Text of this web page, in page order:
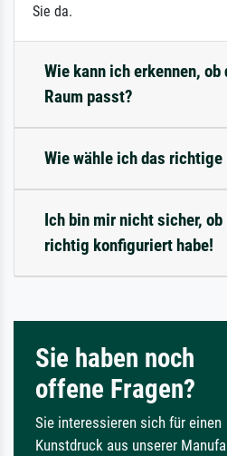
Sie da.
Wie kann ich erkennen,
Raum passt?
Wie wähle ich das richtige
Ich bin mir nicht sicher,
richtig konfiguriert habe!
Sie haben noch
offene Fragen?
Sie interessieren sich für einen
Kunstdruck aus unserer